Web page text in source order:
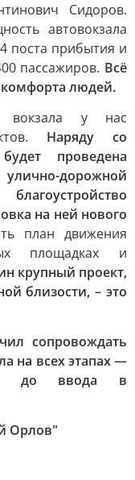
Сидоров.
автовокзала
поста прибытия и
пассажиров. Всё
комфорта людей.
вокзала у нас
Наряду со
проведена
дорожной
на ней нового
план движения
площадках и
крупный проект,
близости, – это
сопровождать
на всех этапах —
до ввода в
Орлов"